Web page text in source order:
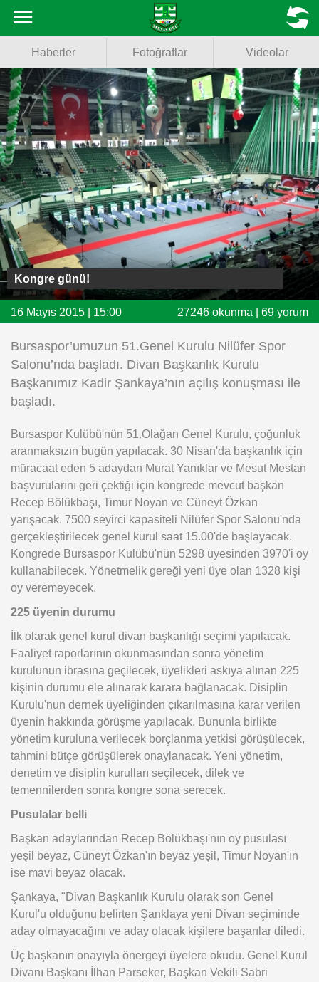
Fotoğraflar
Videolar
Basketbol
Voleybol
Puan Durumu
Fikstür
Facebook
Twitter
Instagram
Android
MENU
Haberler Fotoğraflar Videolar
Kongre günü!
16 Mayıs 2015 | 15:00 27246 okunma | 69 yorum
Bursaspor’umuzun 51.Genel Kurulu Nilüfer Spor
Salonu’nda başladı. Divan Başkanlık Kurulu
Başkanımız Kadir Şankaya’nın açılış konuşması ile
başladı.
Bursaspor Kulübü'nün 51.Olağan Genel Kurulu, çoğunluk
aranmaksızın bugün yapılacak. 30 Nisan'da başkanlık için
müracaat eden 5 adaydan Murat Yanıklar ve Mesut Mestan
başvurularını geri çektiği için kongrede mevcut başkan
Recep Bölükbaşı, Timur Noyan ve Cüneyt Özkan
yarışacak. 7500 seyirci kapasiteli Nilüfer Spor Salonu'nda
gerçekleştirilecek genel kurul saat 15.00'de başlayacak.
Kongrede Bursaspor Kulübü'nün 5298 üyesinden 3970'i oy
kullanabilecek. Yönetmelik gereği yeni üye olan 1328 kişi
oy veremeyecek.
225 üyenin durumu
İlk olarak genel kurul divan başkanlığı seçimi yapılacak.
Faaliyet raporlarının okunmasından sonra yönetim
kurulunun ibrasına geçilecek, üyelikleri askıya alınan 225
kişinin durumu ele alınarak karara bağlanacak. Disiplin
Kurulu'nun dernek üyeliğinden çıkarılmasına karar verilen
üyenin hakkında görüşme yapılacak. Bununla birlikte
yönetim kuruluna verilecek borçlanma yetkisi görüşülecek,
tahmini bütçe görüşülerek onaylanacak. Yeni yönetim,
denetim ve disiplin kurulları seçilecek, dilek ve
temennilerden sonra kongre sona serecek.
Pusulalar belli
Başkan adaylarından Recep Bölükbaşı'nın oy pusulası
yeşil beyaz, Cüneyt Özkan'ın beyaz yeşil, Timur Noyan'ın
ise mavi beyaz olacak.
Şankaya, "Divan Başkanlık Kurulu olarak son Genel
Kurul'u olduğunu belirten Şanklaya yeni Divan seçiminde
aday olmayacağını ve aday olacak kişilere başarılar diledi.
Üç başkanın onayıyla önergeyi üyelere okudu. Genel Kurul
Divanı Başkanı İlhan Parseker, Başkan Vekili Sabri